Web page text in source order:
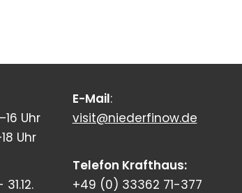
Uhr
Uhr
31.12.
E-Mail:
visit@niederfinow.de
Telefon Krafthaus:
+49 (0) 33362 71-377